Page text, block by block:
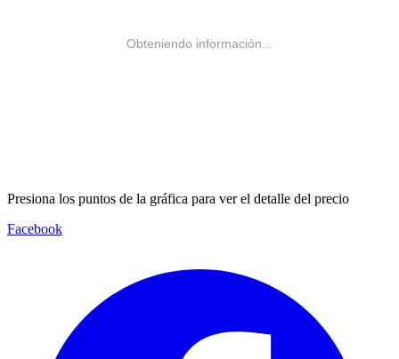
Obteniendo información...
Presiona los puntos de la gráfica para ver el detalle del precio
Facebook